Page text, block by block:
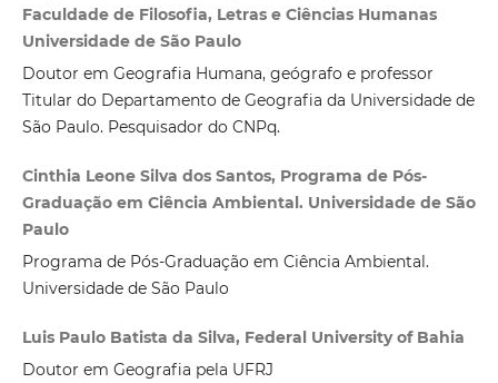
Faculdade de Filosofia, Letras e Ciências Humanas
Universidade de São Paulo
Doutor em Geografia Humana, geógrafo e professor
Titular do Departamento de Geografia da Universidade de
São Paulo. Pesquisador do CNPq.
Cinthia Leone Silva dos Santos, Programa de Pós-
Graduação em Ciência Ambiental. Universidade de São
Paulo
Programa de Pós-Graduação em Ciência Ambiental.
Universidade de São Paulo
Luis Paulo Batista da Silva, Federal University of Bahia
Doutor em Geografia pela UFRJ